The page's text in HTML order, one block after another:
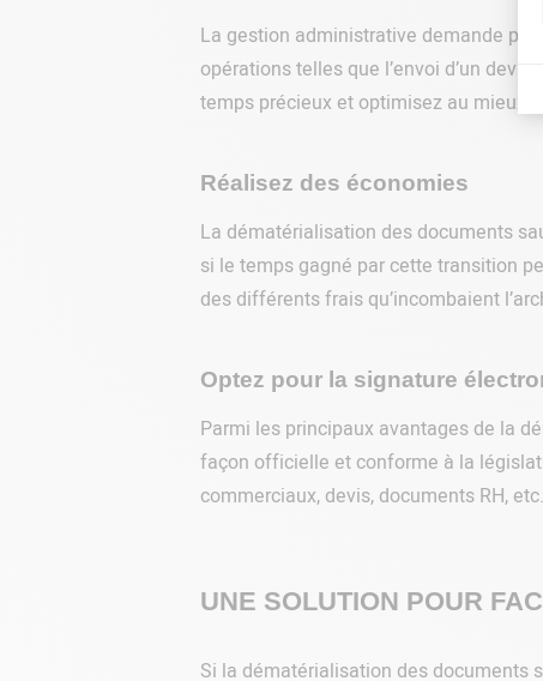
La gestion administrative demande
opérations telles que l’envoi d’un
temps précieux et optimisez au mieux
Réalisez des économies
La dématérialisation des documents
si le temps gagné par cette transition
des différents frais qu’incombaient
Optez pour la signature
Parmi les principaux avantages de la
façon officielle et conforme à la
commerciaux, devis, documents RH, etc.
UNE SOLUTION POUR
Si la dématérialisation des documents